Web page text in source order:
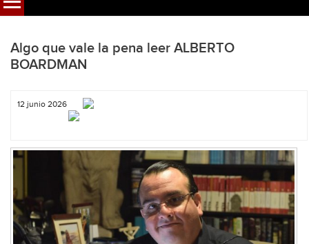
Algo que vale la pena leer ALBERTO
BOARDMAN
12 junio 2026